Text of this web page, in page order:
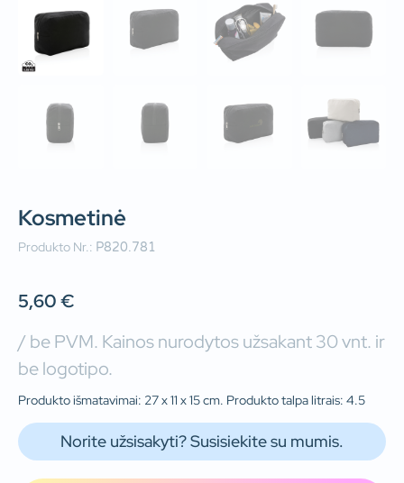
Kosmetinė
Produkto Nr.: P820.781
5,60€
/ be PVM. Kainos nurodytos užsakant 30 vnt. ir
be logotipo.
Produkto išmatavimai: 27 x 11 x 15 cm. Produkto talpa litrais: 4.5
Norite užsisakyti? Susisiekite su mumis.